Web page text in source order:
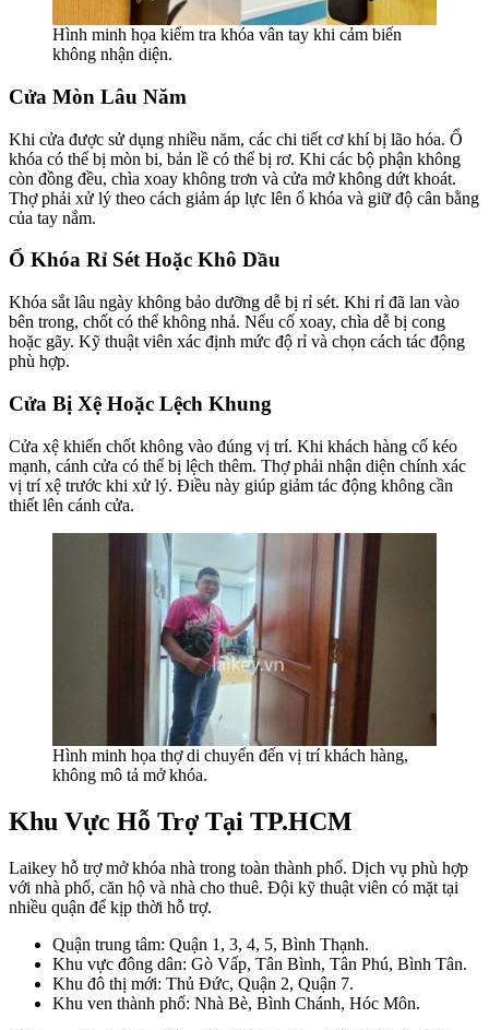
Hình minh họa kiểm tra khóa vân tay khi cảm biến
không nhận diện.
Cửa Mòn Lâu Năm
Khi cửa được sử dụng nhiều năm, các chi tiết cơ khí bị lão hóa. Ổ
khóa có thể bị mòn bi, bản lề có thể bị rơ. Khi các bộ phận không
còn đồng đều, chìa xoay không trơn và cửa mở không dứt khoát.
Thợ phải xử lý theo cách giảm áp lực lên ổ khóa và giữ độ cân bằng
của tay nắm.
Ổ Khóa Rỉ Sét Hoặc Khô Dầu
Khóa sắt lâu ngày không bảo dưỡng dễ bị rỉ sét. Khi rỉ đã lan vào
bên trong, chốt có thể không nhả. Nếu cố xoay, chìa dễ bị cong
hoặc gãy. Kỹ thuật viên xác định mức độ rỉ và chọn cách tác động
phù hợp.
Cửa Bị Xệ Hoặc Lệch Khung
Cửa xệ khiến chốt không vào đúng vị trí. Khi khách hàng cố kéo
mạnh, cánh cửa có thể bị lệch thêm. Thợ phải nhận diện chính xác
vị trí xệ trước khi xử lý. Điều này giúp giảm tác động không cần
thiết lên cánh cửa.
Hình minh họa thợ di chuyển đến vị trí khách hàng,
không mô tả mở khóa.
Khu Vực Hỗ Trợ Tại TP.HCM
Laikey hỗ trợ mở khóa nhà trong toàn thành phố. Dịch vụ phù hợp
với nhà phố, căn hộ và nhà cho thuê. Đội kỹ thuật viên có mặt tại
nhiều quận để kịp thời hỗ trợ.
Quận trung tâm: Quận 1, 3, 4, 5, Bình Thạnh.
Khu vực đông dân: Gò Vấp, Tân Bình, Tân Phú, Bình Tân.
Khu đô thị mới: Thủ Đức, Quận 2, Quận 7.
Khu ven thành phố: Nhà Bè, Bình Chánh, Hóc Môn.